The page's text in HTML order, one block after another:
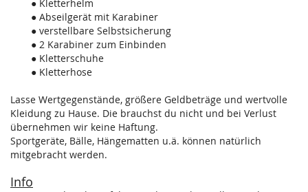
Kletterhelm
Abseilgerät mit Karabiner
verstellbare Selbstsicherung
2 Karabiner zum Einbinden
Kletterschuhe
Kletterhose
Lasse Wertgegenstände, größere Geldbeträge und wertvolle
Kleidung zu Hause. Die brauchst du nicht und bei Verlust
übernehmen wir keine Haftung.
Sportgeräte, Bälle, Hängematten u.ä. können natürlich
mitgebracht werden.
Info